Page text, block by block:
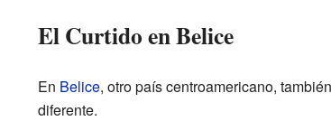
El Curtido en Belice
En Belice, otro país centroamericano,
diferente.